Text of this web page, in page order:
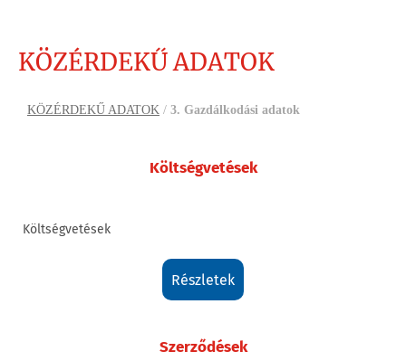
KÖZÉRDEKŰ ADATOK
KÖZÉRDEKŰ ADATOK / 3. Gazdálkodási adatok
Költségvetések
Költségvetések
részletek
Szerződések